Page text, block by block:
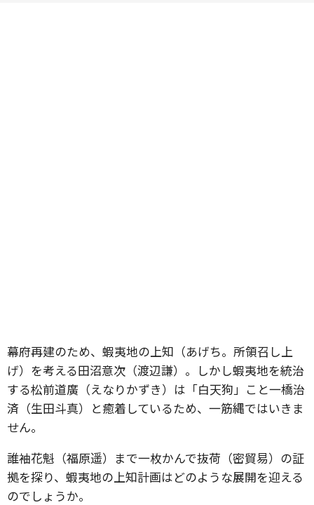
幕府再建のため、蝦夷地の上知（あげち。所領召し上
げ）を考える田沼意次（渡辺謙）。しかし蝦夷地を統治
する松前道廣（えなりかずき）は「白天狗」こと一橋治
済（生田斗真）と癒着しているため、一筋縄ではいきま
せん。
誰袖花魁（福原遥）まで一枚かんで抜荷（密貿易）の証
拠を探り、蝦夷地の上知計画はどのような展開を迎える
のでしょうか。